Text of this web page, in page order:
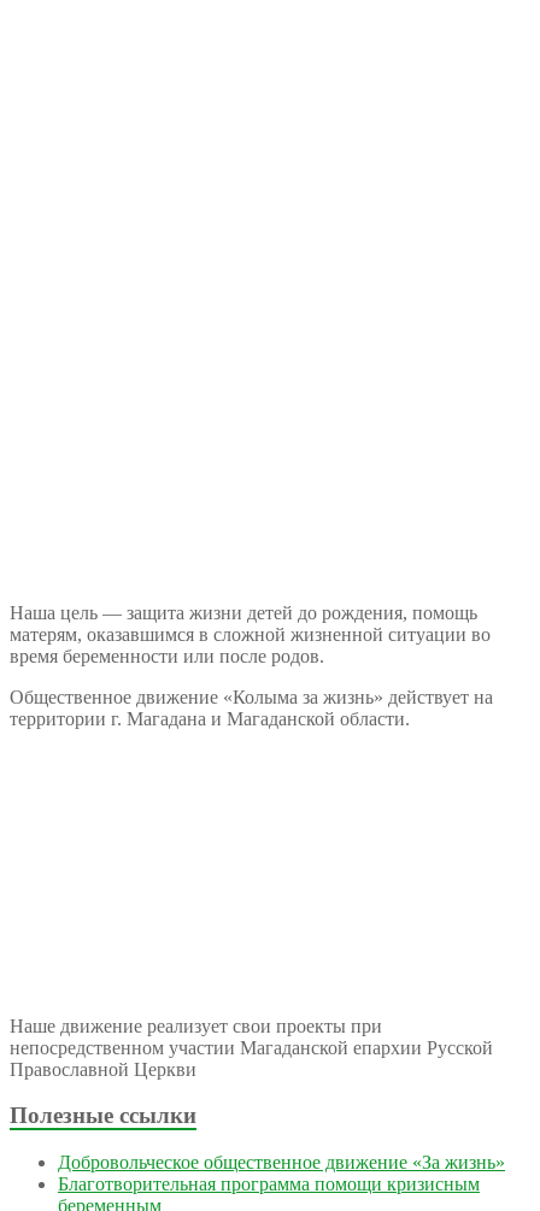
Наша цель — защита жизни детей до рождения, помощь
матерям, оказавшимся в сложной жизненной ситуации во
время беременности или после родов.
Общественное движение «Колыма за жизнь» действует на
территории г. Магадана и Магаданской области.
Наше движение реализует свои проекты при
непосредственном участии Магаданской епархии Русской
Православной Церкви
Полезные ссылки
Добровольческое общественное движение «За жизнь»
Благотворительная программа помощи кризисным
беременным